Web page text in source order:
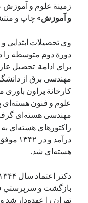
زمینة علوم و آموزش
و آموزش» چاپ و
وی تحصیلات
مهندسی برق از
کارخانة براون
راکتورهای هسته‌ای
درآمد
هسته‌ای شد.
بازگشت و سرپرستیِ
تهران را عهده‌دار شد